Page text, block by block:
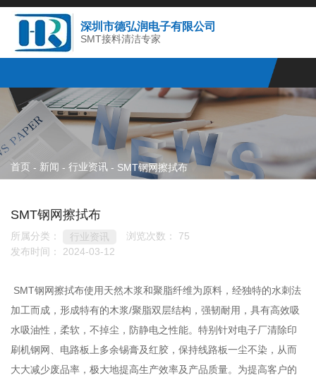
深圳市德弘润电子有限公司
SMT接料清洁专家
首页 - 新闻 - 行业资讯 - SMT钢网擦拭布
SMT钢网擦拭布
所属分类： 行业资讯 浏览次数： 75
发布时间： 2024-03-12
SMT钢网擦拭布使用天然木浆和聚脂纤维为原料，经独特的水刺法
加工而成，形成特有的木浆/聚脂双层结构，强韧耐用，具有高效吸
水吸油性，柔软，不掉尘，防静电之性能。特别针对电子厂清除印
刷机钢网、电路板上多余锡膏及红胶，保持线路板一尘不染，从而
大大减少废品率，极大地提高生产效率及产品质量。为提高客户的